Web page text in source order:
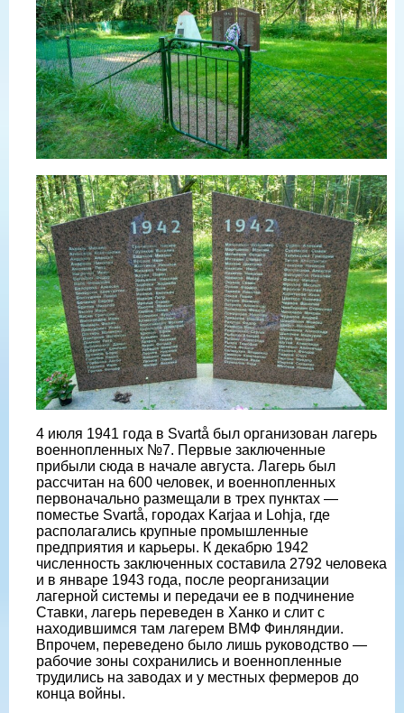
4 июля 1941 года в Svartå был организован лагерь
военнопленных №7. Первые заключенные
прибыли сюда в начале августа. Лагерь был
рассчитан на 600 человек, и военнопленных
первоначально размещали в трех пунктах —
поместье Svartå, городах Karjaa и Lohja, где
располагались крупные промышленные
предприятия и карьеры. К декабрю 1942
численность заключенных составила 2792 человека
и в январе 1943 года, после реорганизации
лагерной системы и передачи ее в подчинение
Ставки, лагерь переведен в Ханко и слит с
находившимся там лагерем ВМФ Финляндии.
Впрочем, переведено было лишь руководство —
рабочие зоны сохранились и военнопленные
трудились на заводах и у местных фермеров до
конца войны.